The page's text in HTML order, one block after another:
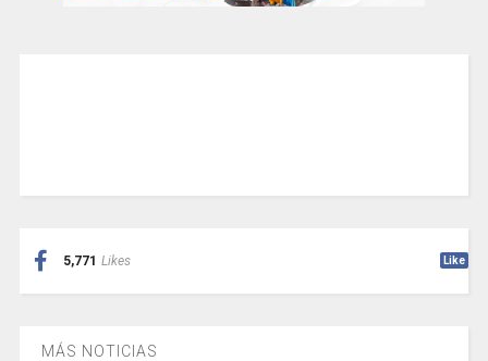
5,771 Likes Like
MÁS NOTICIAS